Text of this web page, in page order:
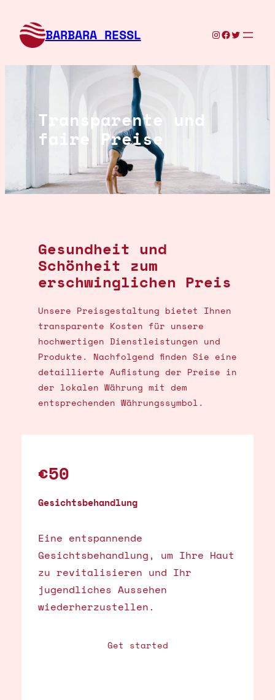
Inhalt
springenBARBARA RESSL Instagram
Facebook
Twitter
Transparente und
faire Preise
Gesundheit und
Schönheit zum
erschwinglichen Preis
Unsere Preisgestaltung bietet Ihnen
transparente Kosten für unsere
hochwertigen Dienstleistungen und
Produkte. Nachfolgend finden Sie eine
detaillierte Auflistung der Preise in
der lokalen Währung mit dem
entsprechenden Währungssymbol.
€50
Gesichtsbehandlung
Eine entspannende
Gesichtsbehandlung, um Ihre Haut
zu revitalisieren und Ihr
jugendliches Aussehen
wiederherzustellen.
Get started